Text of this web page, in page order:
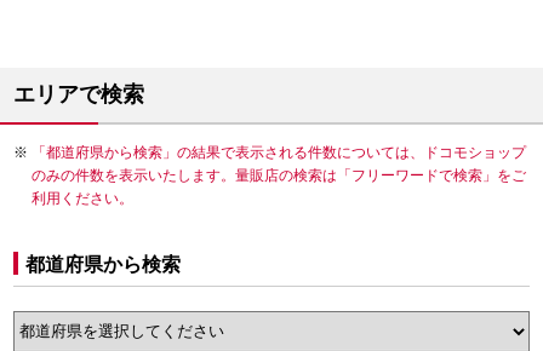
エリアで検索
「都道府県から検索」の結果で表示される件数については、ドコモショップ
のみの件数を表示いたします。量販店の検索は「フリーワードで検索」をご
利用ください。
都道府県から検索